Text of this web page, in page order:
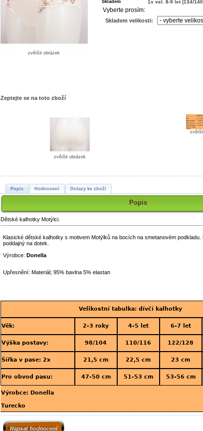
zvětšit obrázek
Skladem 1x vel. 8-9 let (134/
Vyberte prosím:
Skladem velikosti:
Zeptejte se na toto zboží
zvětšit obrázek
Popis Hodnocení Dotazy ke zboží
Popis
Dětské kalhotky Motýlci.
Klasické dětské kalhotky s motivem Motýlků na bocích na smetanovém podkladu.
poddajný na dotek.
Výrobce:Donella
Upřesnění: Materiál; 95% bavlna 5% elastan
Velikostní tabulka: dívčí kalhotky
Věk: 2-3 roky 4-5 let 6-7 let
Výška postavy: 98/104 110/116 122/128
Šířka v pase: 2x 21,5 cm 22,5 cm 23 cm
Pro obvod pasu: 47-50 cm 51-53 cm 53-56 cm
Výrobce: Donella
Turecko